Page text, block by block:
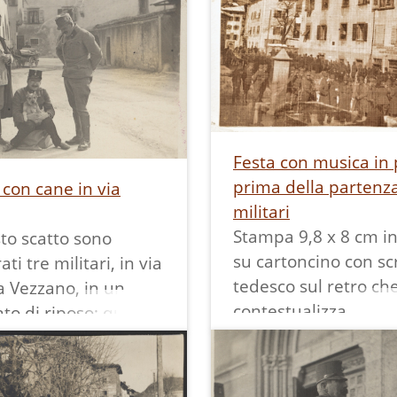
cane in via
scatto sono
tre militari, in via
Vezzano, in un
di riposo; quello
seduto su un sacco
un cane,
altri indossa una
Festa con musica in
prima della
militari
Stampa 9,8 x 8 cm
su cartoncino con
tedesco sul retro
contestualizza.
In primo piano la
fontana di pietra in
Sant'Andrea, poi